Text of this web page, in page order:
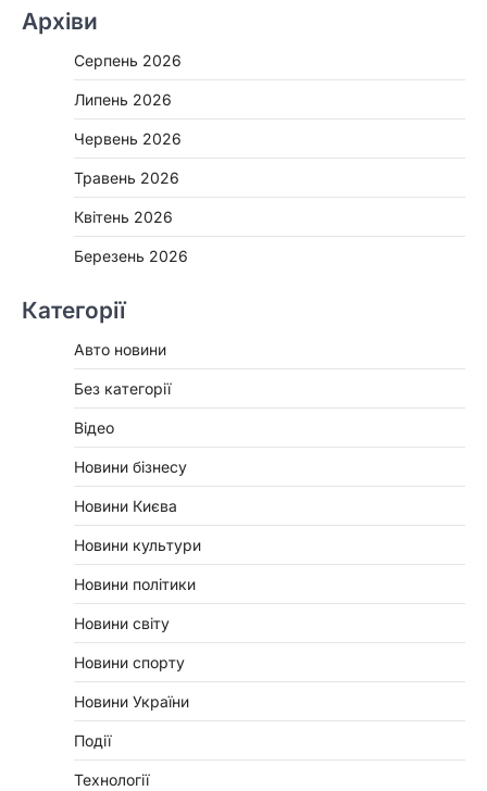
Архіви
Серпень 2026
Липень 2026
Червень 2026
Травень 2026
Квітень 2026
Березень 2026
Категорії
Авто новини
Без категорії
Відео
Новини бізнесу
Новини Києва
Новини культури
Новини політики
Новини світу
Новини спорту
Новини України
Події
Технології